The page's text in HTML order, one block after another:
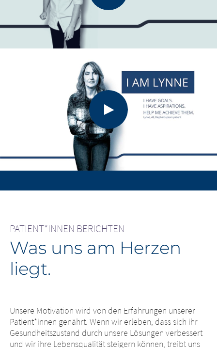
darüber, wie wichtig es ist, sich trotz seiner spastischen
Bewegungseinschränkung selbst zu akzeptieren.
Lynne, die an Dystonie (Blepharospasmus) leidet, und
ihr Partner erzählen von ihrem langen Weg zu einer
Diagnose und davon, was die Behandlung in kürzester
Zeit bewirken konnte.
PATIENT*INNEN BERICHTEN
Was uns am Herzen
liegt.
Unsere Motivation wird von den Erfahrungen unserer
Patient*innen genährt. Wenn wir erleben, dass sich ihr
Gesundheitszustand durch unsere Lösungen verbessert
und wir ihre Lebensqualität steigern können, treibt uns